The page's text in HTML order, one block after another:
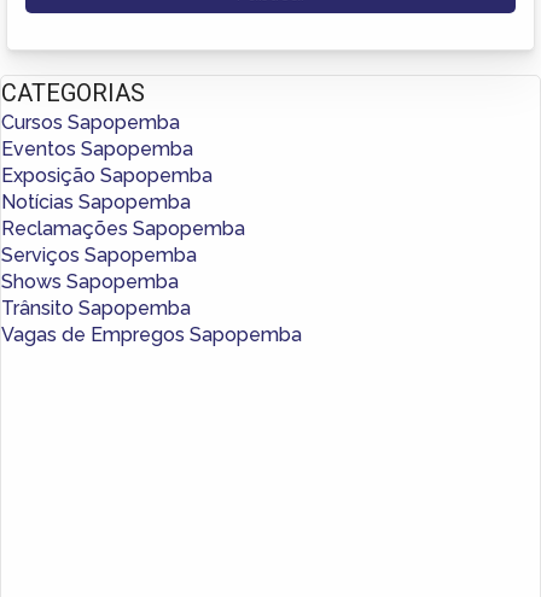
CATEGORIAS
Cursos Sapopemba
Eventos Sapopemba
Exposição Sapopemba
Notícias Sapopemba
Reclamações Sapopemba
Serviços Sapopemba
Shows Sapopemba
Trânsito Sapopemba
Vagas de Empregos Sapopemba